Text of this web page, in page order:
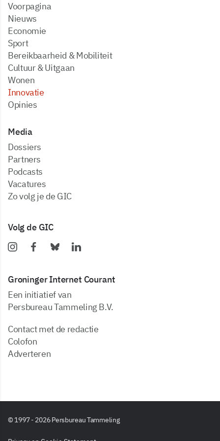
Voorpagina
Nieuws
Economie
Sport
Bereikbaarheid & Mobiliteit
Cultuur & Uitgaan
Wonen
Innovatie
Opinies
Media
dossiers
partners
podcasts
vacatures
zo volg je de GIC
Volg de GIC
Groninger Internet Courant
Een initiatief van
Persbureau Tammeling B.V.
Contact met de redactie
Colofon
Adverteren
© 1997 - 2026 Persbureau Tammeling